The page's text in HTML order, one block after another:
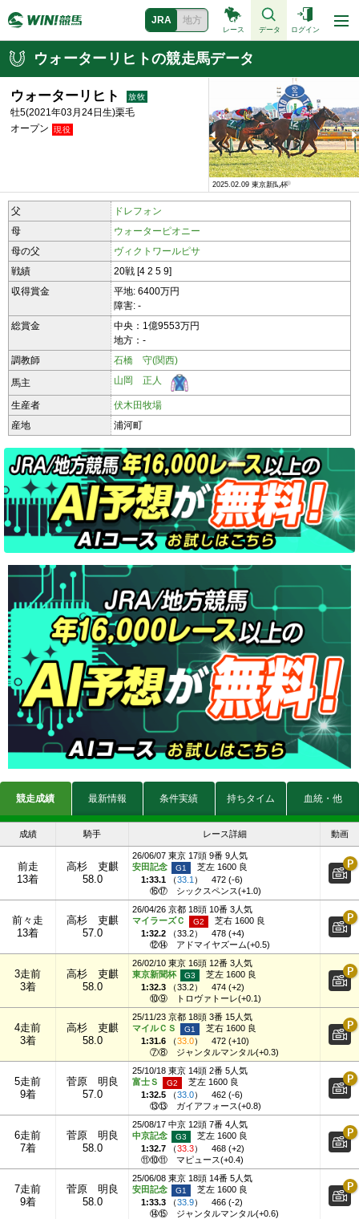
JRA 地方
レース データ ログイン
ウォーターリヒトの競走馬データ
ウォーターリヒト
牡5(2021年03月24日生)栗毛
オープン
2025.02.09 東京新聞杯
父
ドレフォン
母
ウォーターピオニー
母の父
ヴィクトワールピサ
戦績
20戦 [4 2 5 9]
収得賞金
平地: 6400万円
障害: -
総賞金
中央：1億9553万円
地方：-
調教師
石橋 守(関西)
馬主
山岡 正人
生産者
伏木田牧場
産地
浦河町
競走成績 最新情報 条件実績 持ちタイム 血統・他
成績 騎手 レース詳細 動画
前走
13着
高杉 吏麒
58.0
26/06/07 東京 17頭 9番 9人気
安田記念
芝左 1600 良
1:33.1 （33.1 ）
472 (-6)
⑯⑰
シックスペンス(+1.0)
前々走
13着
高杉 吏麒
57.0
26/04/26 京都 18頭 10番 3人気
マイラーズＣ
芝右 1600 良
1:32.2 （33.2）
478 (+4)
⑫⑭
アドマイヤズーム(+0.5)
3走前
3着
高杉 吏麒
58.0
26/02/10 東京 16頭 12番 3人気
東京新聞杯
芝左 1600 良
1:32.3 （33.2）
474 (+2)
⑩⑨
トロヴァトーレ(+0.1)
4走前
3着
高杉 吏麒
58.0
25/11/23 京都 18頭 3番 15人気
マイルＣＳ
芝右 1600 良
1:31.6 （33.0）
472 (+10)
⑦⑧
ジャンタルマンタル(+0.3)
5走前
9着
菅原 明良
57.0
25/10/18 東京 14頭 2番 5人気
富士Ｓ
芝左 1600 良
1:32.5 （33.0）
462 (-6)
⑬⑬
ガイアフォース(+0.8)
6走前
7着
菅原 明良
58.0
25/08/17 中京 12頭 7番 4人気
中京記念
芝左 1600 良
1:32.7 （33.3）
468 (+2)
⑪⑩⑪
マピュース(+0.4)
7走前
9着
菅原 明良
58.0
25/06/08 東京 18頭 14番 5人気
安田記念
芝左 1600 良
1:33.3 （33.9）
466 (-2)
⑭⑮
ジャンタルマンタル(+0.6)